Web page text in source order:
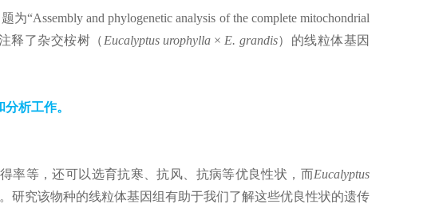
and phylogenetic analysis of the complete mitochondrial
释了杂交桉树（ Eucalyptus urophylla × E. grandis）的线粒体基因
析工作。
率等，还可以选育抗寒、抗风、抗病等优良性状，而Eucalyptus
研究该物种的线粒体基因组有助于我们了解这些优良性状的遗传